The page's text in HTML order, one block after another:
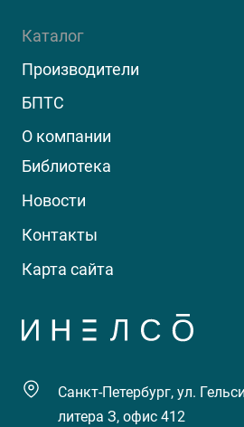
Каталог
Производители
БПТС
О компании
Библиотека
Новости
Контакты
Карта сайта
Санкт-Петербург, ул.
литера З, офис 412